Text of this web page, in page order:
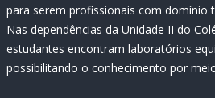
para serem profissionais com domínio
Nas dependências da Unidade II do
estudantes encontram laboratórios
possibilitando o conhecimento por